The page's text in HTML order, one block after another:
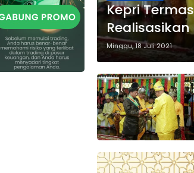
Kepri
Minggu, 18 Juli 2021